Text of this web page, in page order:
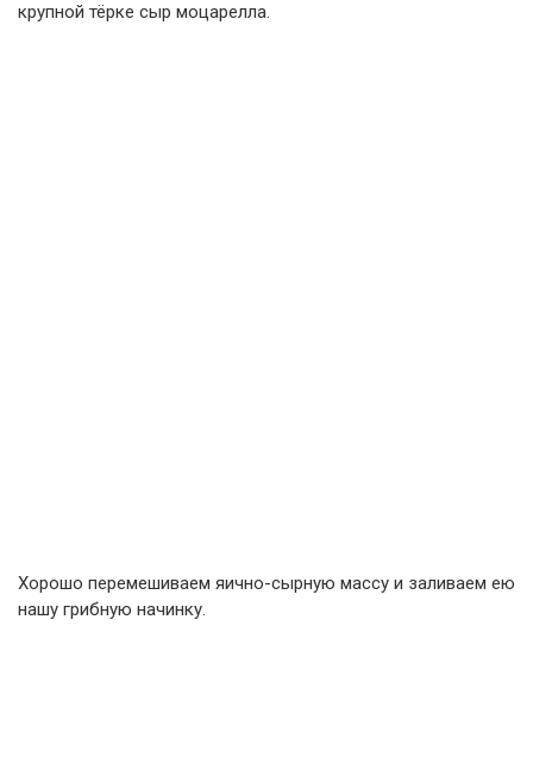
крупной тёрке сыр моцарелла.
Хорошо перемешиваем яично-сырную массу и заливаем ею
нашу грибную начинку.